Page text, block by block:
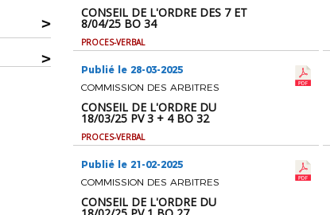
>
>
CONSEIL DE L'ORDRE DES 7 ET
8/04/25 BO 34
PROCES-VERBAL
Publié le 28-03-2025
COMMISSION DES ARBITRES
CONSEIL DE L'ORDRE DU
18/03/25 PV 3 + 4 BO 32
PROCES-VERBAL
Publié le 21-02-2025
COMMISSION DES ARBITRES
CONSEIL DE L'ORDRE DU